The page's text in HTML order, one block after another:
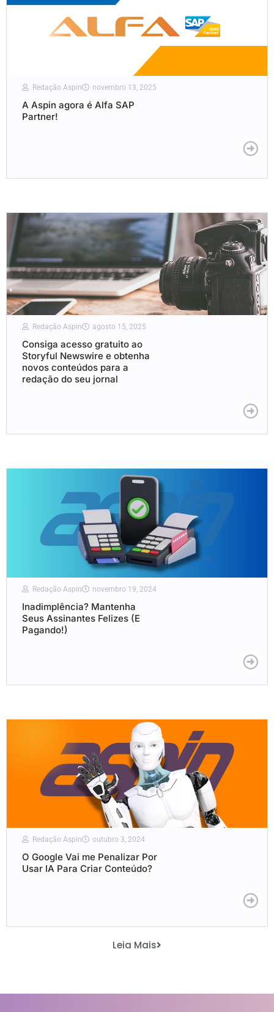
Redação Aspin novembro 13, 2025
A Aspin agora é Alfa SAP
Partner!
Redação Aspin agosto 15, 2025
Consiga acesso gratuito ao
Storyful Newswire e obtenha
novos conteúdos para a
redação do seu jornal
Redação Aspin novembro 19, 2024
Inadimplência? Mantenha
Seus Assinantes Felizes (E
Pagando!)
Redação Aspin outubro 3, 2024
O Google Vai me Penalizar Por
Usar IA Para Criar Conteúdo?
Leia Mais